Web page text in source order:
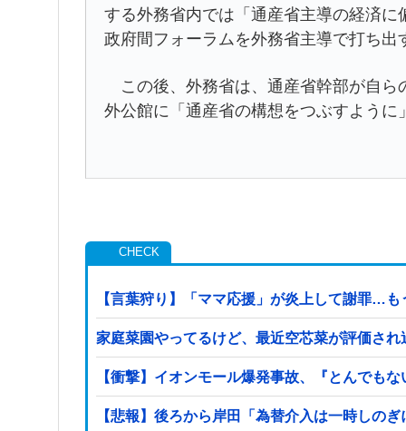
する外務省内では「通産省主導の経済
政府間フォーラムを外務省主導で打ち
この後、外務省は、通産省幹部が自ら
外公館に「通産省の構想をつぶすよう
【言葉狩り】「ママ応援」が炎上して謝罪…も
家庭菜園やってるけど、最近空芯菜が評価さ
【衝撃】イオンモール爆発事故、『とんでも
【悲報】後ろから岸田「為替介入は一時しの